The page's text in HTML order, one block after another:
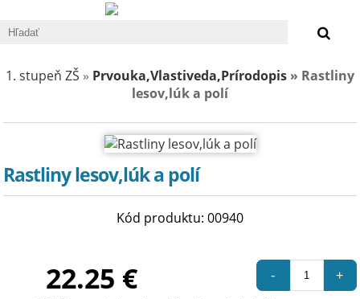
1. stupeň ZŠ » Prvouka,Vlastiveda,Prírodopis » Rastliny
lesov,lúk a polí
Rastliny lesov,lúk a polí
Kód produktu: 00940
22.25 € +
-